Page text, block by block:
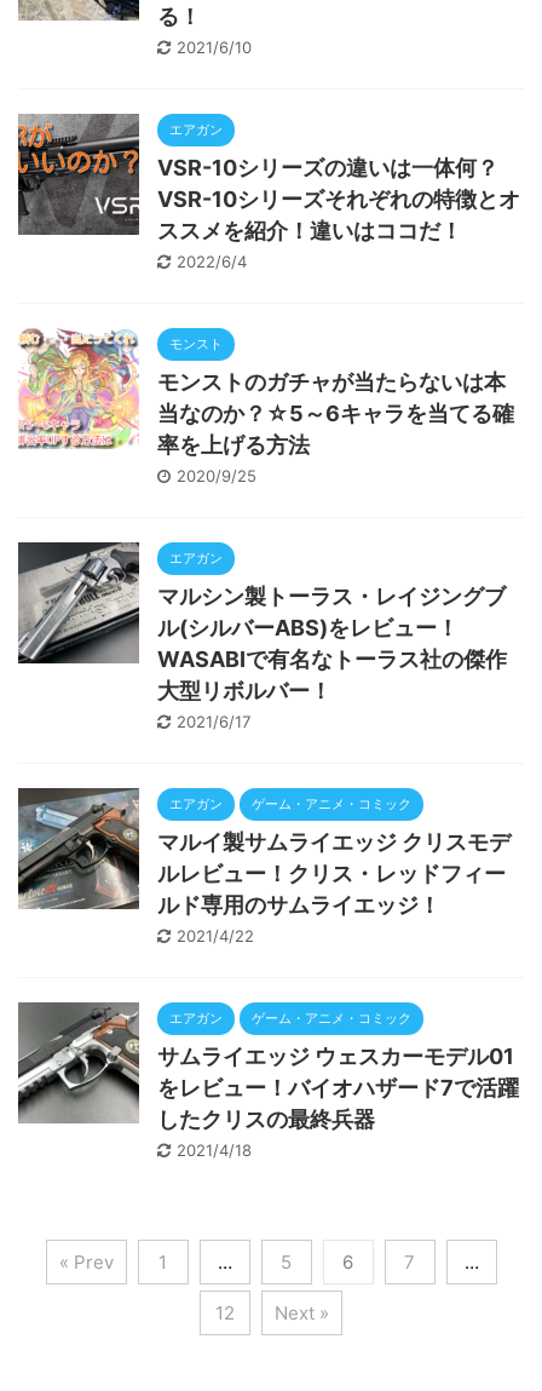
る！
2021/6/10
エアガン
VSR-10シリーズの違いは一体何？
VSR-10シリーズそれぞれの特徴とオ
ススメを紹介！違いはココだ！
2022/6/4
モンスト
モンストのガチャが当たらないは本
当なのか？☆5～6キャラを当てる確
率を上げる方法
2020/9/25
エアガン
マルシン製トーラス・レイジングブ
ル(シルバーABS)をレビュー！
WASABIで有名なトーラス社の傑作
大型リボルバー！
2021/6/17
エアガン ゲーム・アニメ・コミック
マルイ製サムライエッジ クリスモデ
ルレビュー！クリス・レッドフィー
ルド専用のサムライエッジ！
2021/4/22
エアガン ゲーム・アニメ・コミック
サムライエッジ ウェスカーモデル01
をレビュー！バイオハザード7で活躍
したクリスの最終兵器
2021/4/18
« Prev 1 … 5 6 7 …
12 Next »